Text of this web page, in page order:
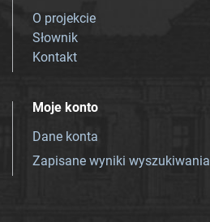
O projekcie
Słownik
Kontakt
Moje konto
Dane konta
Zapisane wyniki wyszukiwania